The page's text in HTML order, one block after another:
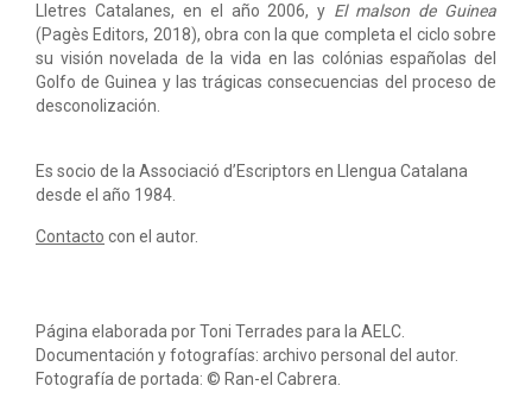
Lletres Catalanes, en el año 2006, y El malson de Guinea
(Pagès Editors, 2018), obra con la que completa el ciclo sobre
su visión novelada de la vida en las colónias españolas del
Golfo de Guinea y las trágicas consecuencias del proceso de
desconolización.
Es socio de la Associació d’Escriptors en Llengua Catalana
desde el año 1984.
Contacto con el autor.
Página elaborada por Toni Terrades para la AELC.
Documentación y fotografías: archivo personal del autor.
Fotografía de portada: © Ran-el Cabrera.